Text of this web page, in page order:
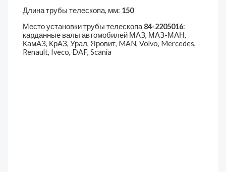
Длина трубы телескопа, мм: 150
Место установки трубы телескопа 84-2205016:
карданные валы автомобилей МАЗ, МАЗ-МАН,
КамАЗ, КрАЗ, Урал, Яровит, MAN, Volvo, Mercedes,
Renault, Iveco, DAF, Scania